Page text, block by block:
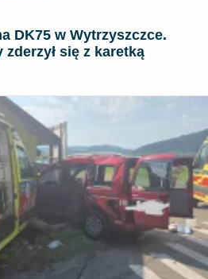
DK75 w Wytrzyszczce.
się z karetką